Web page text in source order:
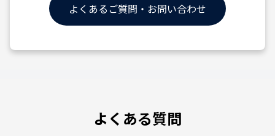
よくあるご質問・お問い合わせ
よくある質問